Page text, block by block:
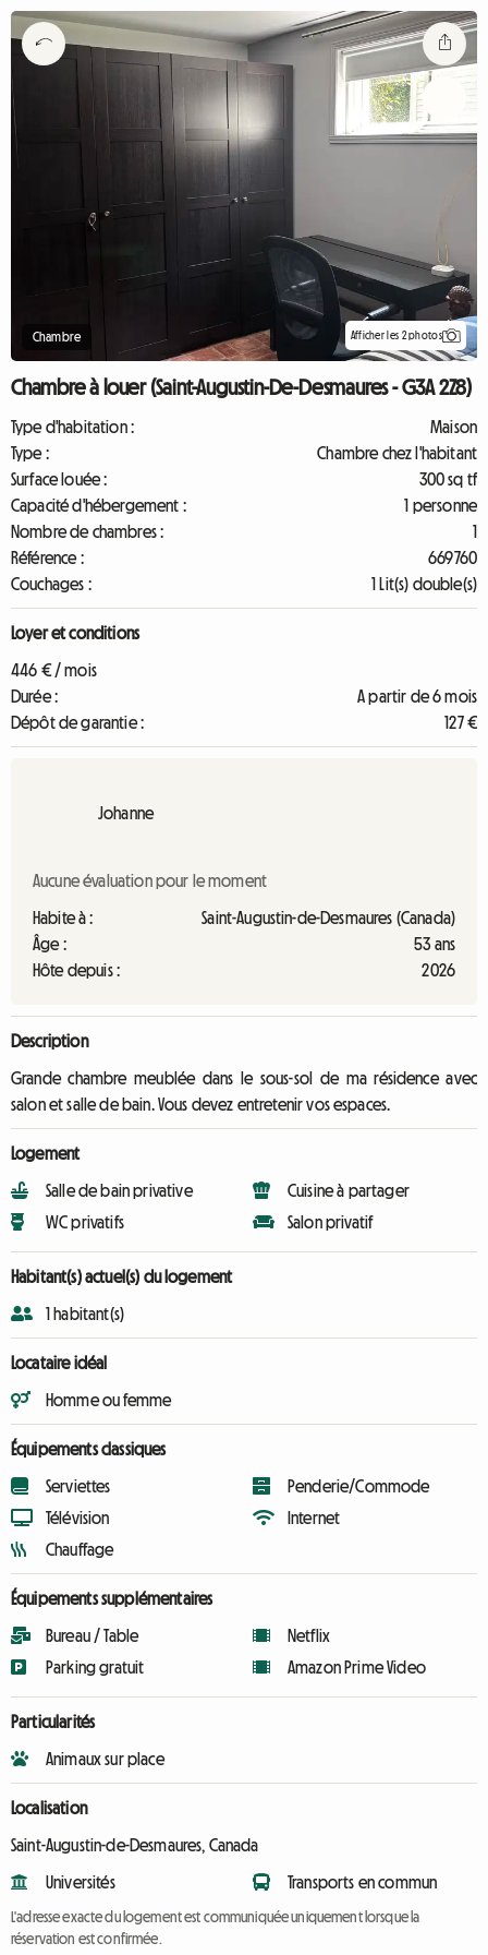
Chambre Afficher les 2 photos
Chambre à louer (Saint-Augustin-De-Desmaures - G3A 2Z8)
Type d'habitation :
Maison
Type :
Chambre chez l'habitant
Surface louée :
300 sq tf
Capacité d'hébergement :
1 personne
Nombre de chambres :
1
Référence :
669760
Couchages :
1 Lit(s) double(s)
Loyer et conditions
446 € / mois
Durée :
A partir de 6 mois
Dépôt de garantie :
127 €
Johanne
Aucune évaluation pour le moment
Habite à :
Saint-Augustin-de-Desmaures (Canada)
Âge :
53 ans
Hôte depuis :
2026
Description
Grande chambre meublée dans le sous-sol de ma résidence avec
salon et salle de bain. Vous devez entretenir vos espaces.
Logement
Salle de bain privative
WC privatifs
Cuisine à partager
Salon privatif
Habitant(s) actuel(s) du logement
1 habitant(s)
Locataire idéal
Homme ou femme
Équipements classiques
Serviettes
Télévision
Chauffage
Penderie/Commode
Internet
Équipements supplémentaires
Bureau / Table
Parking gratuit
Netflix
Amazon Prime Video
Particularités
Animaux sur place
Localisation
Saint-Augustin-de-Desmaures, Canada
Universités Transports en commun
L'adresse exacte du logement est communiquée uniquement lorsque la
réservation est confirmée.